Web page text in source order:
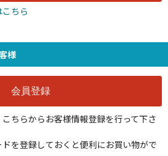
ちら
様
ちらからお客様情報登録を行って下さ
を登録しておくと便利にお買い物がで